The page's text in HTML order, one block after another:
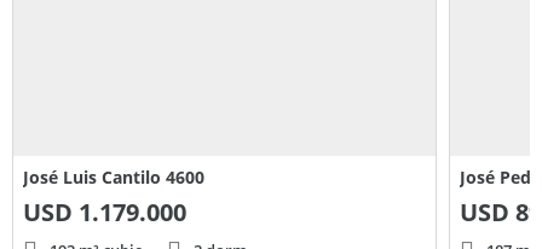
José Luis Cantilo 4600
USD 1.179.000
José
USD